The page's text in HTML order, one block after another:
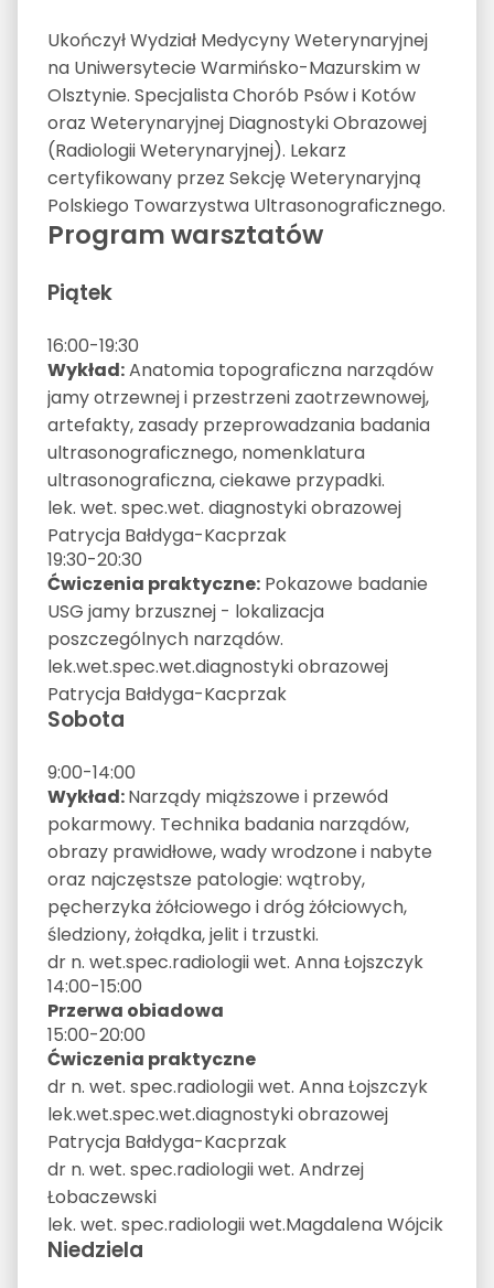
Ukończył Wydział Medycyny Weterynaryjnej
na Uniwersytecie Warmińsko-Mazurskim w
Olsztynie. Specjalista Chorób Psów i Kotów
oraz Weterynaryjnej Diagnostyki Obrazowej
(Radiologii Weterynaryjnej). Lekarz
certyfikowany przez Sekcję Weterynaryjną
Polskiego Towarzystwa Ultrasonograficznego.
Program warsztatów
Piątek
16:00-19:30
Wykład:Anatomia topograficzna narządów
jamy otrzewnej i przestrzeni zaotrzewnowej,
artefakty, zasady przeprowadzania badania
ultrasonograficznego, nomenklatura
ultrasonograficzna, ciekawe przypadki.
lek. wet. spec.wet. diagnostyki obrazowej
Patrycja Bałdyga-Kacprzak
19:30-20:30
Ćwiczenia praktyczne:Pokazowe badanie
USG jamy brzusznej - lokalizacja
poszczególnych narządów.
lek.wet.spec.wet.diagnostyki obrazowej
Patrycja Bałdyga-Kacprzak
Sobota
9:00-14:00
Wykład:Narządy miąższowe i przewód
pokarmowy. Technika badania narządów,
obrazy prawidłowe, wady wrodzone i nabyte
oraz najczęstsze patologie: wątroby,
pęcherzyka żółciowego i dróg żółciowych,
śledziony, żołądka, jelit i trzustki.
dr n. wet.spec.radiologii wet. Anna Łojszczyk
14:00-15:00
Przerwa obiadowa
15:00-20:00
Ćwiczenia praktyczne
dr n. wet. spec.radiologii wet. Anna Łojszczyk
lek.wet.spec.wet.diagnostyki obrazowej
Patrycja Bałdyga-Kacprzak
dr n. wet. spec.radiologii wet. Andrzej
Łobaczewski
lek. wet. spec.radiologii wet.Magdalena Wójcik
Niedziela